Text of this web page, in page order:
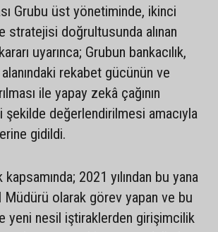
Grubu üst yönetiminde, ikinci
stratejisi doğrultusunda alınan
uyarınca; Grubun bankacılık,
rekabet gücünün ve
ile yapay zekâ çağının
şekilde değerlendirilmesi amacıyla
gidildi.
kapsamında; 2021 yılından bu yana
Müdürü olarak görev yapan ve bu
yeni nesil iştiraklerden girişimcilik